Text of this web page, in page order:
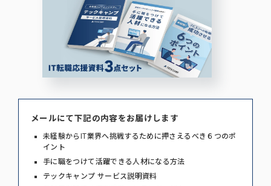
メールにて下記の内容をお届けします
未経験からIT業界へ挑戦するために押さえるべき６つのポ
イント
手に職をつけて活躍できる人材になる方法
テックキャンプ サービス説明資料